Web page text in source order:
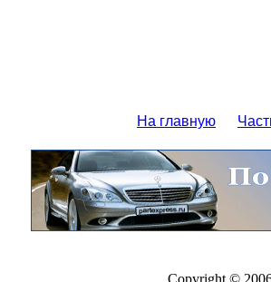
На главную
Copyright ©